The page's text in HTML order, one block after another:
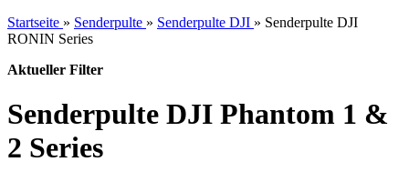
Startseite » Senderpulte » Senderpulte DJI » Senderpulte DJI
RONIN Series
Aktueller Filter
Senderpulte DJI Phantom 1 &
2 Series